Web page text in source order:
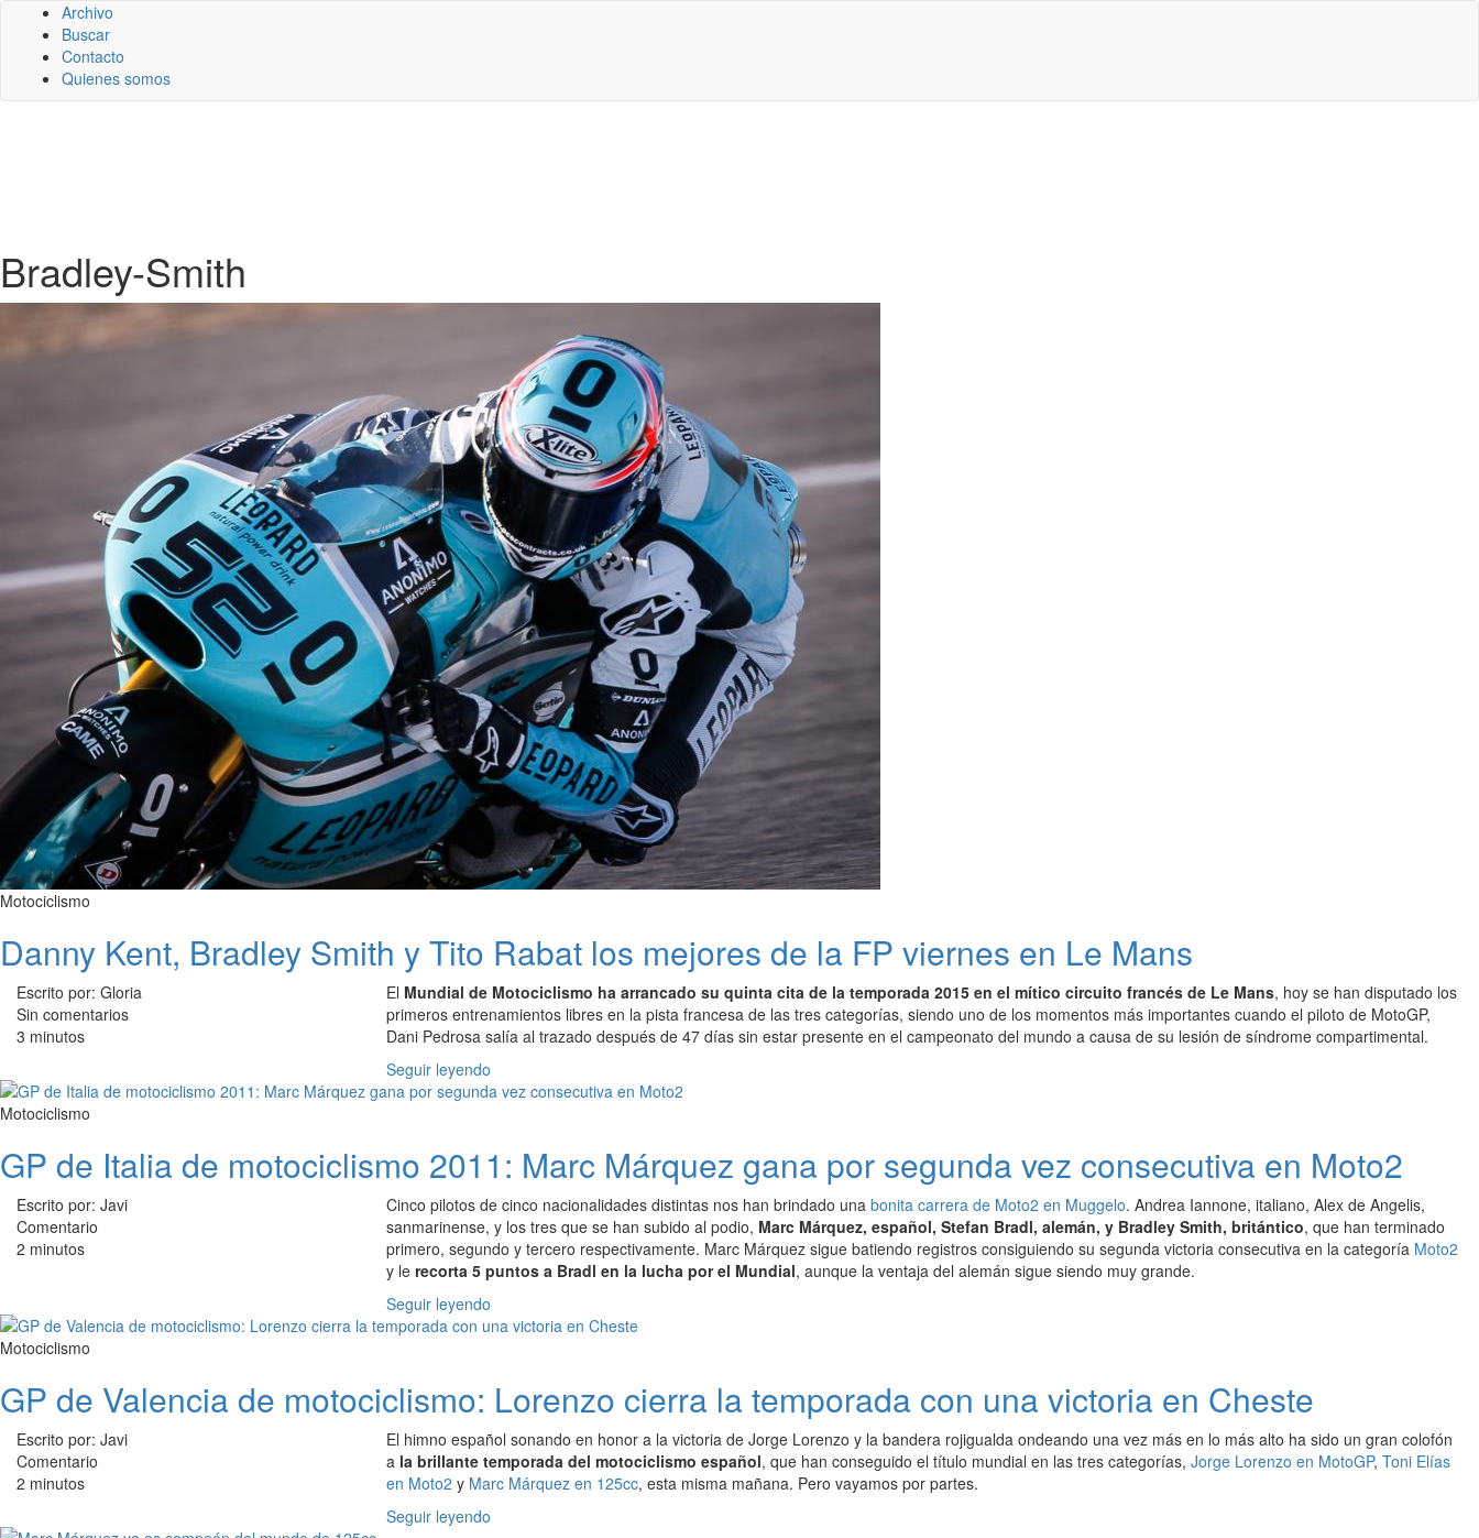
Archivo
Buscar
Contacto
Quienes somos
Bradley-Smith
Motociclismo
Danny Kent, Bradley Smith y Tito Rabat los mejores de la FP viernes en Le Mans
Escrito por: Gloria
Sin comentarios
3 minutos
El Mundial de Motociclismo ha arrancado su quinta cita de la temporada 2015 en el mítico circuito francés de Le Mans, hoy se han disputado los
primeros entrenamientos libres en la pista francesa de las tres categorías, siendo uno de los momentos más importantes cuando el piloto de MotoGP,
Dani Pedrosa salía al trazado después de 47 días sin estar presente en el campeonato del mundo a causa de su lesión de síndrome compartimental.
Seguir leyendo
Motociclismo
GP de Italia de motociclismo 2011: Marc Márquez gana por segunda vez consecutiva en Moto2
Escrito por: Javi
Comentario
2 minutos
Cinco pilotos de cinco nacionalidades distintas nos han brindado una bonita carrera de Moto2 en Muggelo. Andrea Iannone, italiano, Alex de Angelis,
sanmarinense, y los tres que se han subido al podio, Marc Márquez, español, Stefan Bradl, alemán, y Bradley Smith, britántico, que han terminado
primero, segundo y tercero respectivamente. Marc Márquez sigue batiendo registros consiguiendo su segunda victoria consecutiva en la categoría Moto2
y le recorta 5 puntos a Bradl en la lucha por el Mundial, aunque la ventaja del alemán sigue siendo muy grande.
Seguir leyendo
Motociclismo
GP de Valencia de motociclismo: Lorenzo cierra la temporada con una victoria en Cheste
Escrito por: Javi
Comentario
2 minutos
El himno español sonando en honor a la victoria de Jorge Lorenzo y la bandera rojigualda ondeando una vez más en lo más alto ha sido un gran colofón
a la brillante temporada del motociclismo español, que han conseguido el título mundial en las tres categorías, Jorge Lorenzo en MotoGP, Toni Elías
en Moto2 y Marc Márquez en 125cc, esta misma mañana. Pero vayamos por partes.
Seguir leyendo